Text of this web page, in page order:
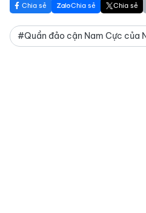
Chia sẻ Chia sẻ Chia sẻ
#Quần đảo cận Nam Cực của